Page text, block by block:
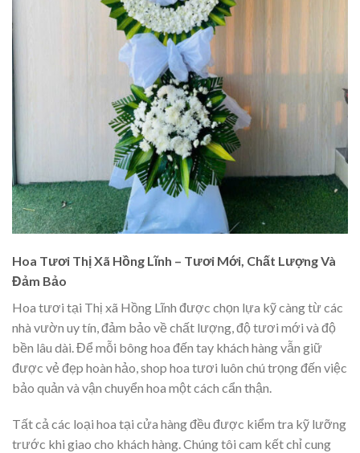
Hoa Tươi Thị Xã Hồng Lĩnh – Tươi Mới, Chất Lượng Và
Đảm Bảo
Hoa tươi tại Thị xã Hồng Lĩnh được chọn lựa kỹ càng từ các
nhà vườn uy tín, đảm bảo về chất lượng, độ tươi mới và độ
bền lâu dài. Để mỗi bông hoa đến tay khách hàng vẫn giữ
được vẻ đẹp hoàn hảo, shop hoa tươi luôn chú trọng đến việc
bảo quản và vận chuyển hoa một cách cẩn thận.
Tất cả các loại hoa tại cửa hàng đều được kiểm tra kỹ lưỡng
trước khi giao cho khách hàng. Chúng tôi cam kết chỉ cung